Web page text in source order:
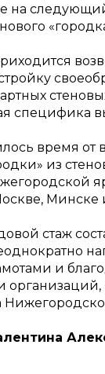
на
специфика
время от
из
Минске
стаж
и
организаций,